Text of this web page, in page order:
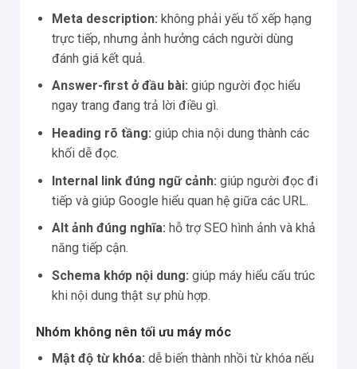
Meta description: không phải yếu tố xếp hạng
trực tiếp, nhưng ảnh hưởng cách người dùng
đánh giá kết quả.
Answer-first ở đầu bài: giúp người đọc hiểu
ngay trang đang trả lời điều gì.
Heading rõ tầng: giúp chia nội dung thành các
khối dễ đọc.
Internal link đúng ngữ cảnh: giúp người đọc đi
tiếp và giúp Google hiểu quan hệ giữa các URL.
Alt ảnh đúng nghĩa: hỗ trợ SEO hình ảnh và khả
năng tiếp cận.
Schema khớp nội dung: giúp máy hiểu cấu trúc
khi nội dung thật sự phù hợp.
Nhóm không nên tối ưu máy móc
Mật độ từ khóa: dễ biến thành nhồi từ khóa nếu